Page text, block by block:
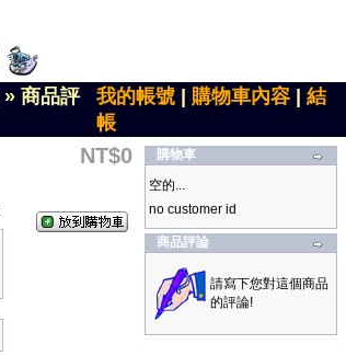
» 商品評
我的帳號 購物車內容
結
帳
NT$0
購物車
空的...
no customer id
商品評論
請寫下您對這個商品
的評論!